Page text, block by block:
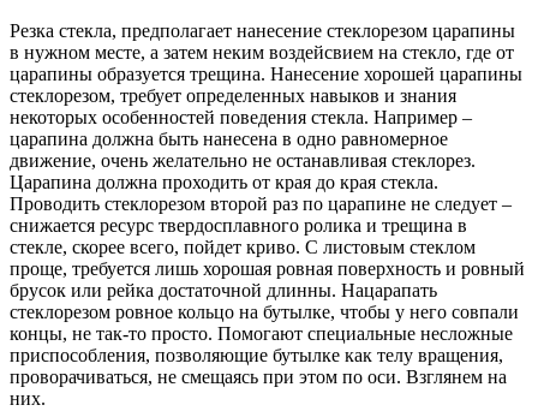
Резка стекла, предполагает нанесение стеклорезом царапины
в нужном месте, а затем неким воздейсвием на стекло, где от
царапины образуется трещина. Нанесение хорошей царапины
стеклорезом, требует определенных навыков и знания
некоторых особенностей поведения стекла. Например –
царапина должна быть нанесена в одно равномерное
движение, очень желательно не останавливая стеклорез.
Царапина должна проходить от края до края стекла.
Проводить стеклорезом второй раз по царапине не следует –
снижается ресурс твердосплавного ролика и трещина в
стекле, скорее всего, пойдет криво. С листовым стеклом
проще, требуется лишь хорошая ровная поверхность и ровный
брусок или рейка достаточной длинны. Нацарапать
стеклорезом ровное кольцо на бутылке, чтобы у него совпали
концы, не так-то просто. Помогают специальные несложные
приспособления, позволяющие бутылке как телу вращения,
проворачиваться, не смещаясь при этом по оси. Взглянем на
них.